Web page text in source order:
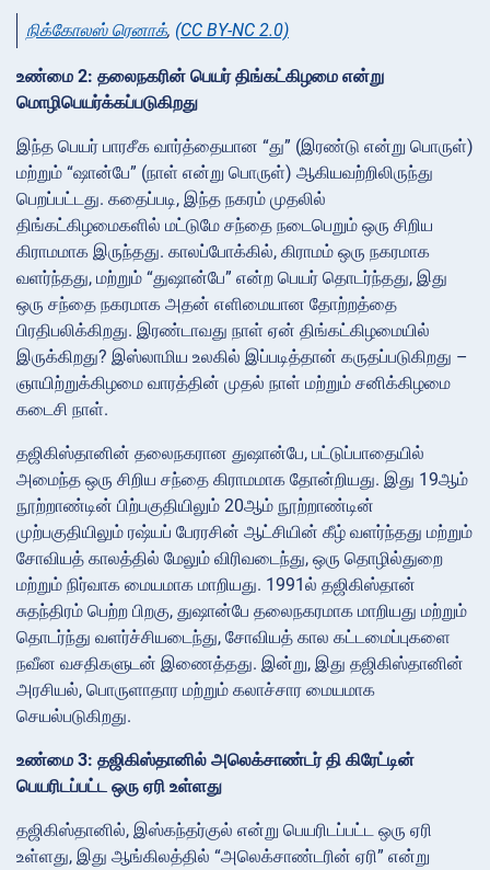
நிக்கோலஸ் ரெனாக், (CC BY-NC 2.0)
உண்மை 2: தலைநகரின் பெயர் திங்கட்கிழமை என்று
மொழிபெயர்க்கப்படுகிறது
இந்த பெயர் பாரசீக வார்த்தையான “து” (இரண்டு என்று பொருள்)
மற்றும் “ஷான்பே” (நாள் என்று பொருள்) ஆகியவற்றிலிருந்து
பெறப்பட்டது. கதைப்படி, இந்த நகரம் முதலில்
திங்கட்கிழமைகளில் மட்டுமே சந்தை நடைபெறும் ஒரு சிறிய
கிராமமாக இருந்தது. காலப்போக்கில், கிராமம் ஒரு நகரமாக
வளர்ந்தது, மற்றும் “துஷான்பே” என்ற பெயர் தொடர்ந்தது, இது
ஒரு சந்தை நகரமாக அதன் எளிமையான தோற்றத்தை
பிரதிபலிக்கிறது. இரண்டாவது நாள் ஏன் திங்கட்கிழமையில்
இருக்கிறது? இஸ்லாமிய உலகில் இப்படித்தான் கருதப்படுகிறது –
ஞாயிற்றுக்கிழமை வாரத்தின் முதல் நாள் மற்றும் சனிக்கிழமை
கடைசி நாள்.
தஜிகிஸ்தானின் தலைநகரான துஷான்பே, பட்டுப்பாதையில்
அமைந்த ஒரு சிறிய சந்தை கிராமமாக தோன்றியது. இது 19ஆம்
நூற்றாண்டின் பிற்பகுதியிலும் 20ஆம் நூற்றாண்டின்
முற்பகுதியிலும் ரஷ்யப் பேரரசின் ஆட்சியின் கீழ் வளர்ந்தது மற்றும்
சோவியத் காலத்தில் மேலும் விரிவடைந்து, ஒரு தொழில்துறை
மற்றும் நிர்வாக மையமாக மாறியது. 1991ல் தஜிகிஸ்தான்
சுதந்திரம் பெற்ற பிறகு, துஷான்பே தலைநகரமாக மாறியது மற்றும்
தொடர்ந்து வளர்ச்சியடைந்து, சோவியத் கால கட்டமைப்புகளை
நவீன வசதிகளுடன் இணைத்தது. இன்று, இது தஜிகிஸ்தானின்
அரசியல், பொருளாதார மற்றும் கலாச்சார மையமாக
செயல்படுகிறது.
உண்மை 3: தஜிகிஸ்தானில் அலெக்சாண்டர் தி கிரேட்டின்
பெயரிடப்பட்ட ஒரு ஏரி உள்ளது
தஜிகிஸ்தானில், இஸ்கந்தர்குல் என்று பெயரிடப்பட்ட ஒரு ஏரி
உள்ளது, இது ஆங்கிலத்தில் “அலெக்சாண்டரின் ஏரி” என்று